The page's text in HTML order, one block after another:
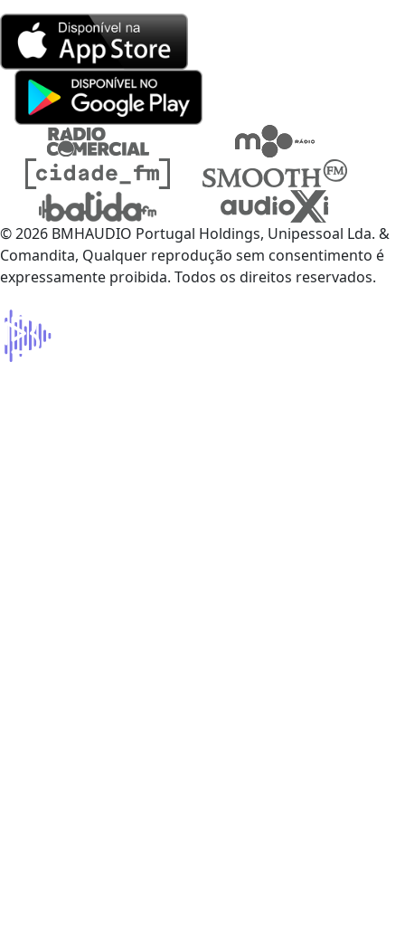
© 2026 BMHAUDIO Portugal Holdings, Unipessoal Lda. &
Comandita, Qualquer reprodução sem consentimento é
expressamente proibida. Todos os direitos reservados.